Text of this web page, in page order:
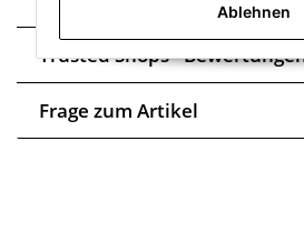
Trusted Shops -
Frage zum Artikel
Ablehnen